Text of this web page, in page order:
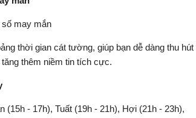
số may mắn
thời gian cát tường, giúp bạn dễ dàng thu
thêm niềm tin tích cực.
(15h - 17h), Tuất (19h - 21h), Hợi (21h - 23h),